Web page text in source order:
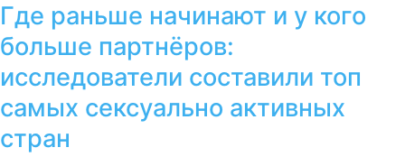
Где раньше начинают и у кого
больше партнёров:
исследователи составили топ
самых сексуально активных
стран